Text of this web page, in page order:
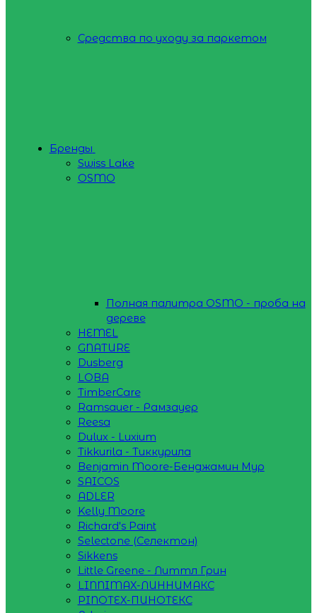
Средства по уходу за паркетом
Бренды
Swiss Lake
OSMO
Полная палитра OSMO - проба на
дереве
HEMEL
GNATURE
Dusberg
LOBA
TimberCare
Ramsauer - Рамзауер
Reesa
Dulux - Luxium
Tikkurila - Тиккурила
Benjamin Moore-Бенджамин Мур
SAICOS
ADLER
Kelly Moore
Richard's Paint
Selectone (Селектон)
Sikkens
Little Greene - Литтл Грин
LINNIMAX-ЛИННИМАКС
PINOTEX-ПИНОТЕКС